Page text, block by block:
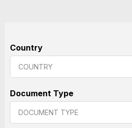
Country
Document Type